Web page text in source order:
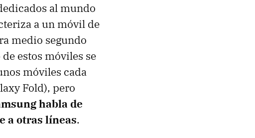
al mundo
a un móvil de
medio segundo
estos móviles se
móviles cada
Fold), pero
habla de
a otras líneas.